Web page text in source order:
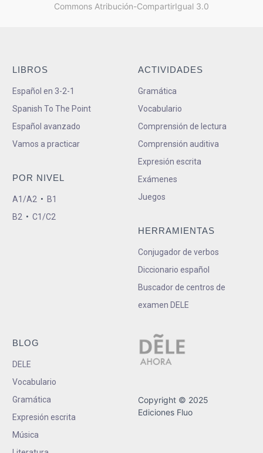
Commons Atribución-CompartirIgual 3.0
LIBROS
Español en 3-2-1
Spanish To The Point
Español avanzado
Vamos a practicar
POR NIVEL
A1/A2 • B1
B2 • C1/C2
ACTIVIDADES
Gramática
Vocabulario
Comprensión de lectura
Comprensión auditiva
Expresión escrita
Exámenes
Juegos
HERRAMIENTAS
Conjugador de verbos
Diccionario español
Buscador de centros de
examen DELE
BLOG
DELE
Vocabulario
Gramática
Expresión escrita
Música
Copyright © 2025
Ediciones Fluo